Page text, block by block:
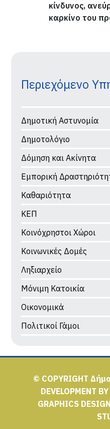
κίνδυνος,
καρκίνο του
Περιεχόμενο
Δημοτική Αστυνομία
Δημοτολόγιο
Δόμηση και Ακίνητα
Εμπορική
Καθαριότητα
ΚΕΠ
Κοινόχρηστοι Χώροι
Κοινωνικές Δομές
Ληξιαρχείο
Μόνιμη Κατοικία
Οικονομικά
Πολιτικοί Γάμοι
© COPYRIGHT
DEVELOPMENT BY
GRAPHICS